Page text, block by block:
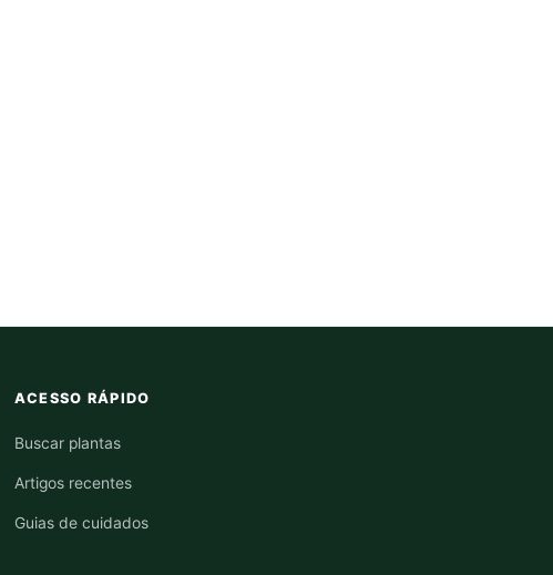
ACESSO RÁPIDO
Buscar plantas
Artigos recentes
Guias de cuidados